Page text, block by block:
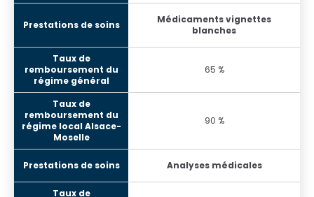
Médicaments vignettes
blanches
65 %
90 %
Analyses médicales